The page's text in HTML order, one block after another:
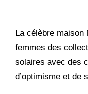
La célèbre maison
femmes des
solaires avec des
d’optimisme et de